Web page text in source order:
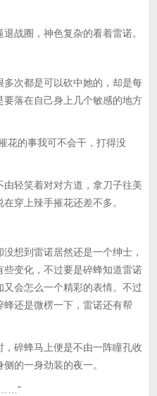
圈，神色复杂的看着雷诺。
次都是可以砍中她的，却是每
落在自己身上几个敏感的地方
的事我可不会干，打得没
轻笑着对对方道，拿刀子往美
穿上辣手摧花还差不多。
想到雷诺居然还是一个绅士，
变化，不过要是碎蜂知道雷诺
会怎么一个精彩的表情。不过
还是微楞一下，雷诺还有帮
碎蜂马上便是不由一阵瞳孔收
的一身劲装的夜一。